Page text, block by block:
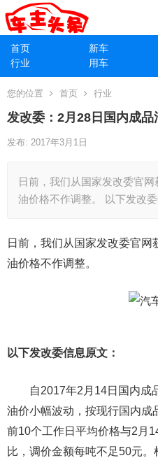
首页 新车
行业
用车
您的位置 首页 行业
发改委：2月28日国内成品
发布: 2017年3月1日
日前，我们从国家发改委官
油价格不作调整。 以下发
日前，我们从国家发改委官网
油价格不作调整。
以下发改委信息原文：
自2017年2月14日国内成
油价小幅波动，按现行国内成
前10个工作日平均价格与2月
比，调价金额每吨不足50元